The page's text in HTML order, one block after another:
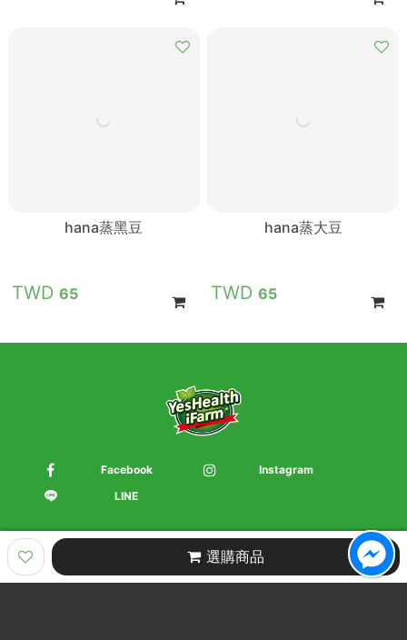
選購商品
hana蒸黑豆
65
hana蒸大豆
65
Facebook
Instagram
LINE
Product Categories
商品目錄